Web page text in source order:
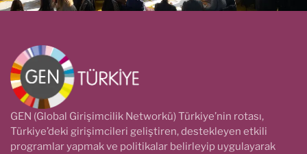
GEN (Global Girişimcilik Networkü) Türkiye’nin rotası,
Türkiye’deki girişimcileri geliştiren, destekleyen etkili
programlar yapmak ve politikalar belirleyip uygulayarak